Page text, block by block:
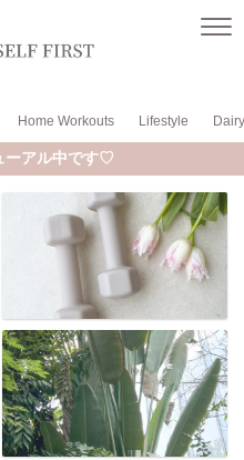
Home Workouts Lifestyle Dairy
ーアル中です♡